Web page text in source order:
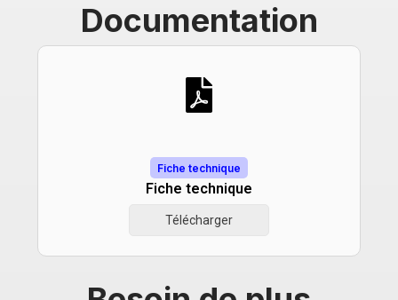
Documentation
Fiche technique
Fiche technique
Télécharger